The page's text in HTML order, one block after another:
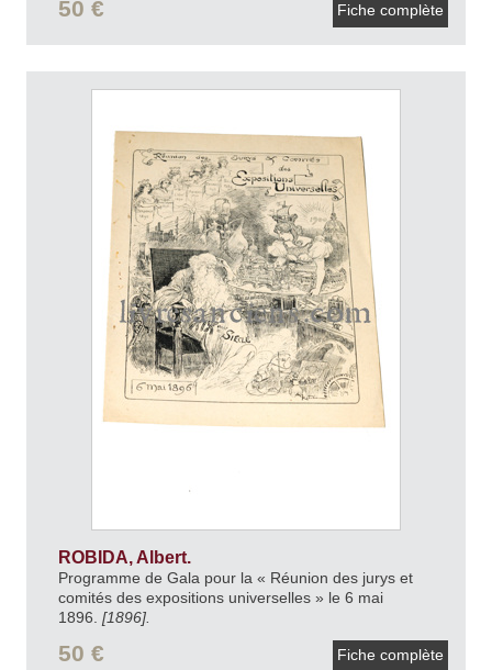
50 € Fiche complète
ROBIDA, Albert.
Programme de Gala pour la « Réunion des jurys et
comités des expositions universelles » le 6 mai
1896. [1896].
50 € Fiche complète